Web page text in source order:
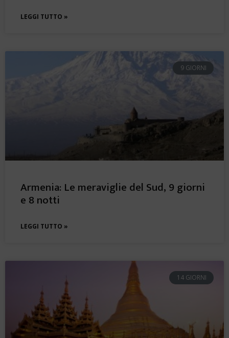
LEGGI TUTTO »
9 GIORNI
Armenia: Le meraviglie del Sud, 9 giorni
e 8 notti
LEGGI TUTTO »
14 GIORNI